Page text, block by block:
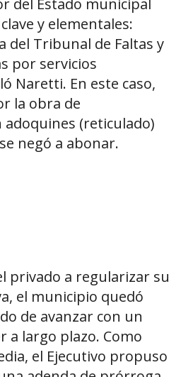
del Estado municipal
y elementales:
del Tribunal de Faltas y
por servicios
Naretti. En este caso,
la obra de
(reticulado)
negó a abonar.
privado a regularizar su
el municipio quedó
de avanzar con un
a largo plazo. Como
el Ejecutivo propuso